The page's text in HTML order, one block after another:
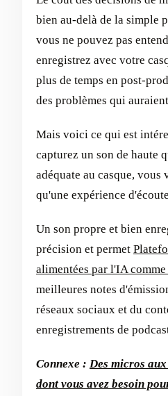
bien au-delà de la simple
vous ne pouvez pas
enregistrez avec votre
plus de temps en post-
des problèmes qui
Mais voici ce qui est
capturez un son de haute
adéquate au casque, vous
qu'une expérience
Un son propre et bien
précision et permet
alimentées par l'IA comme
meilleures notes
réseaux sociaux et du
enregistrements de
Connexe : Des micros
dont vous avez besoin